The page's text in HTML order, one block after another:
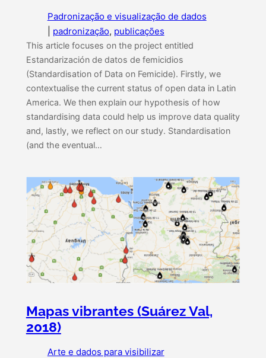
Padronização e visualização de dados
padronização, publicações
This article focuses on the project entitled
Estandarización de datos de femicidios
(Standardisation of Data on Femicide). Firstly, we
contextualise the current status of open data in Latin
America. We then explain our hypothesis of how
standardising data could help us improve data quality
and, lastly, we reflect on our study. Standardisation
(and the eventual…
Mapas vibrantes (Suárez Val,
2018)
Arte e dados para visibilizar